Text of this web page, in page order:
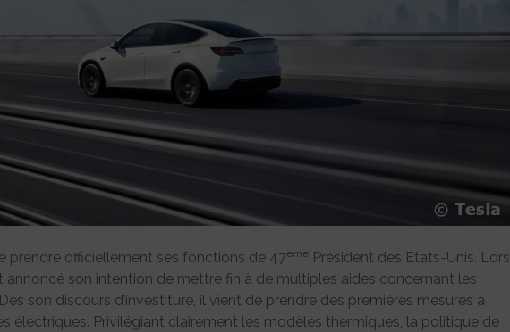
prendre officiellement ses fonctions de 47ème Président des Etats-Unis. Lors
annoncé son intention de mettre fin à de multiples aides concernant les
son discours d’investiture, il vient de prendre des premières mesures à
électriques. Privilégiant clairement les modèles thermiques, la politique de